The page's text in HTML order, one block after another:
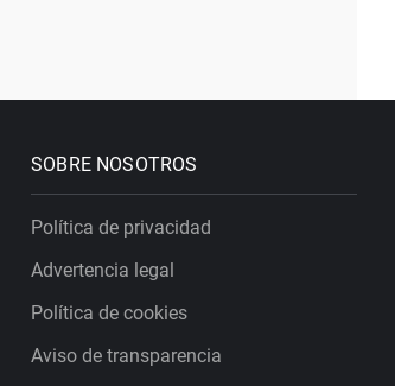
SOBRE NOSOTROS
Política de privacidad
Advertencia legal
Política de cookies
Aviso de transparencia